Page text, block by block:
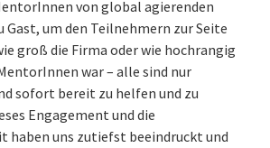
von global agierenden
Gast, um den Teilnehmern zur Seite
groß die Firma oder wie hochrangig
war – alle sind nur
sofort bereit zu helfen und zu
Engagement und die
haben uns zutiefst beeindruckt und